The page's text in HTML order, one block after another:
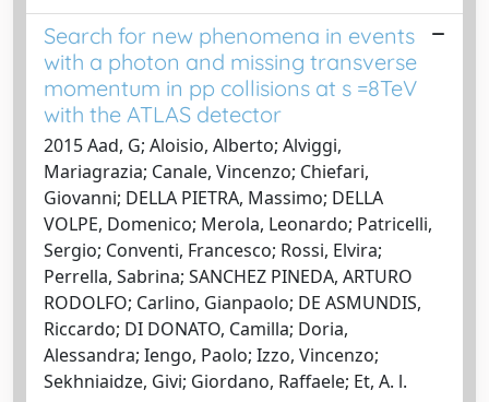
Search for new phenomena in events
with a photon and missing transverse
momentum in pp collisions at s =8TeV
with the ATLAS detector
2015 Aad, G; Aloisio, Alberto; Alviggi,
Mariagrazia; Canale, Vincenzo; Chiefari,
Giovanni; DELLA PIETRA, Massimo; DELLA
VOLPE, Domenico; Merola, Leonardo; Patricelli,
Sergio; Conventi, Francesco; Rossi, Elvira;
Perrella, Sabrina; SANCHEZ PINEDA, ARTURO
RODOLFO; Carlino, Gianpaolo; DE ASMUNDIS,
Riccardo; DI DONATO, Camilla; Doria,
Alessandra; Iengo, Paolo; Izzo, Vincenzo;
Sekhniaidze, Givi; Giordano, Raffaele; Et, A. l.